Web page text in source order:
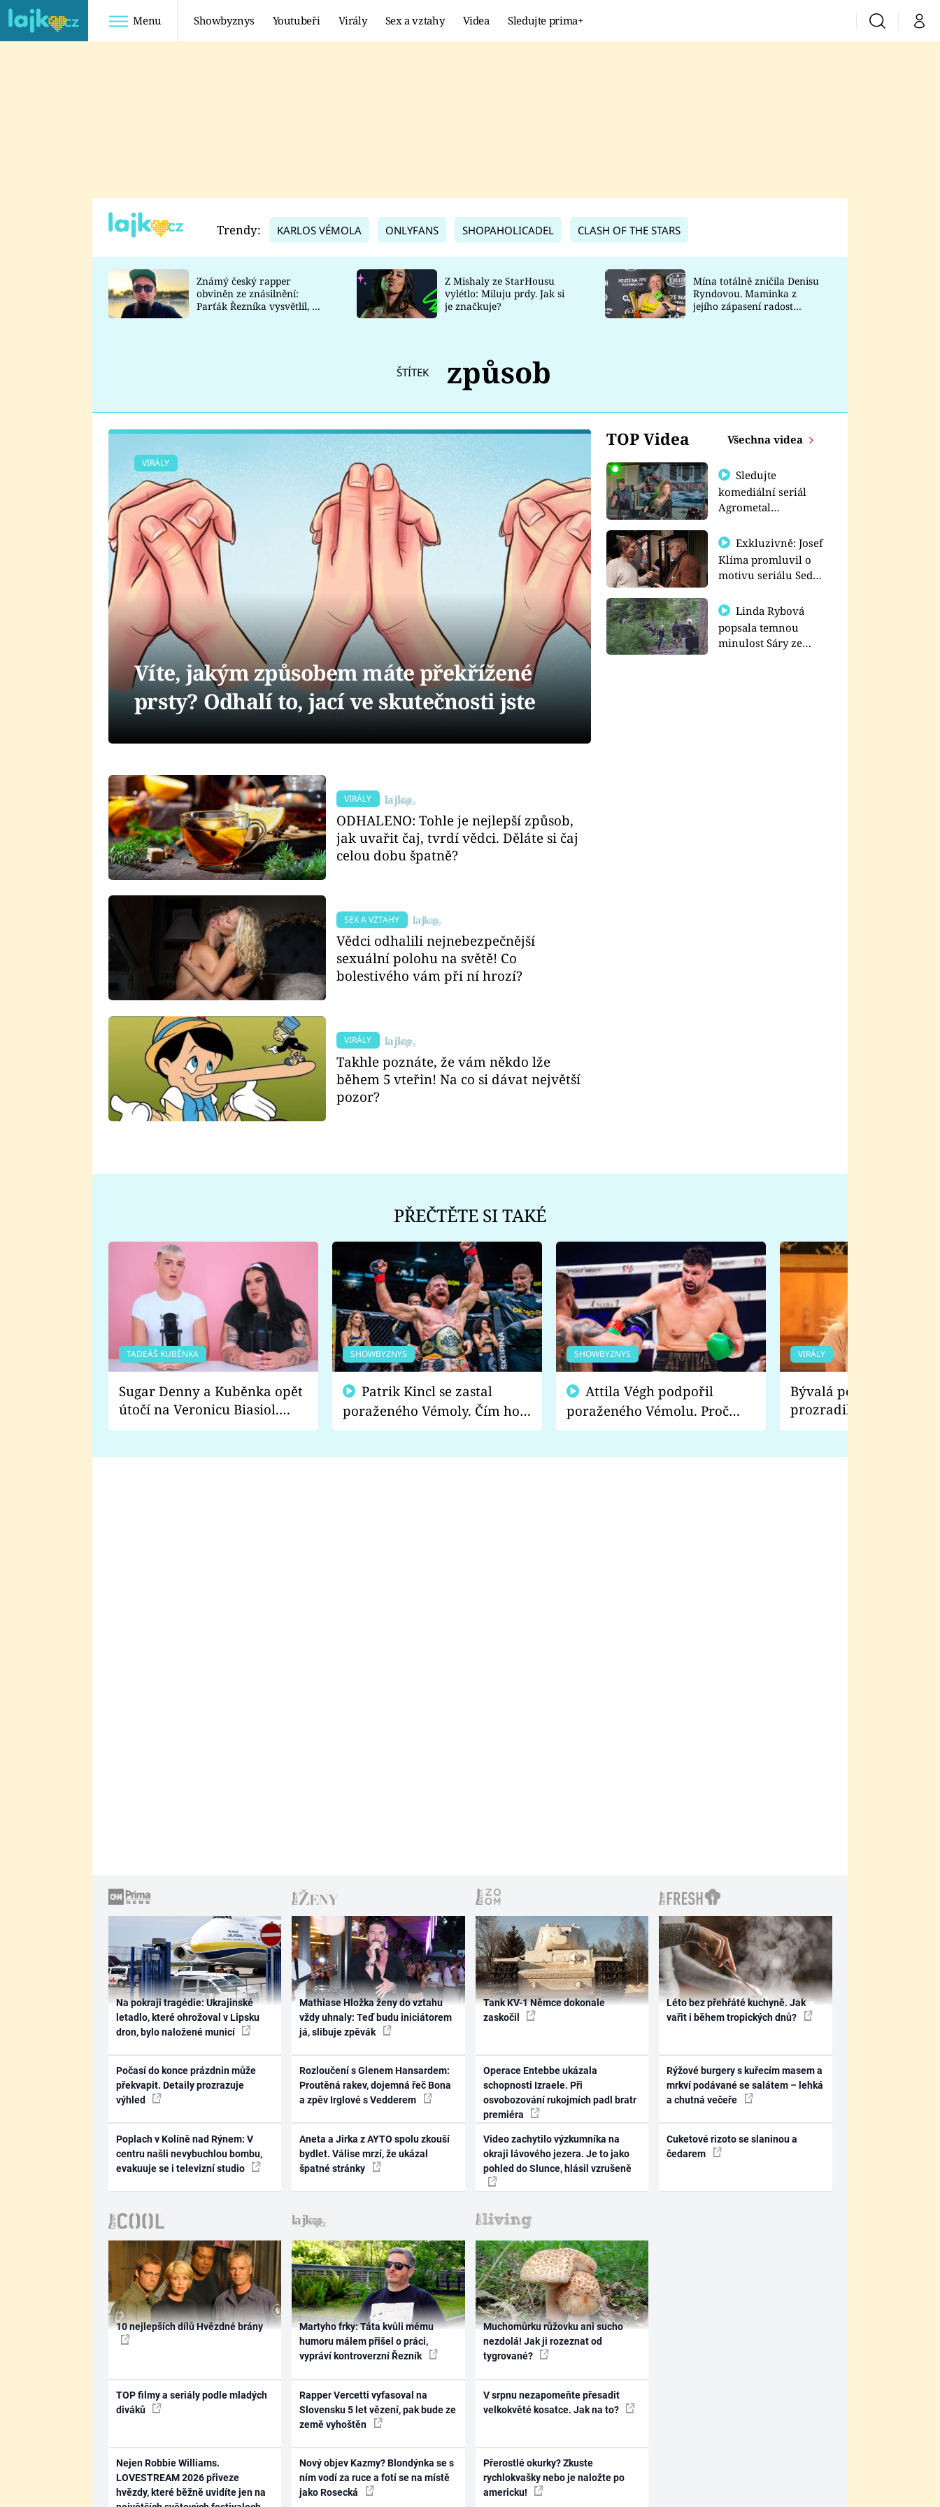
Menu Showbyznys Youtubeři Virály Sex a vztahy Videa Sledujte prima+ VyhledáváníMůj
TADEÁŠ KUBĚNKA
DATEL
Prima Lajk
Sledujte nás
Trendy: KARLOS VÉMOLA ONLYFANS SHOPAHOLICADEL CLASH OF THE STARS
Známý český rapper
obviněn ze znásilnění:
Parťák Řezníka vysvětlil, co
Z Mishaly ze StarHousu
vylétlo: Miluju prdy. Jak si
je značkuje?
Mína totálně zničila Denisu
Ryndovou. Maminka z
jejího zápasení radost
ŠTÍTEK způsob
TOP Videa Všechna videa
Sledujte
komediální seriál
Agrometal
prima+
Exkluzivně: Josef
Klíma promluvil o
motivu seriálu Sedm
Linda Rybová
popsala temnou
minulost Sáry ze
VIRÁLY
Víte, jakým způsobem máte překřížené
prsty? Odhalí to, jací ve skutečnosti jste
VIRÁLY
ODHALENO: Tohle je nejlepší způsob,
jak uvařit čaj, tvrdí vědci. Děláte si čaj
celou dobu špatně?
SEX A VZTAHY
Vědci odhalili nejnebezpečnější
sexuální polohu na světě! Co
bolestivého vám při ní hrozí?
VIRÁLY
Takhle poznáte, že vám někdo lže
během 5 vteřin! Na co si dávat největší
pozor?
PŘEČTĚTE SI TAKÉ
TADEÁŠ KUBĚNKA
Sugar Denny a Kuběnka opět
útočí na Veronicu Biasiol.
Proč je podle nich falešná a
SHOWBYZNYS
poraženého Vémoly. Čím ho
fanoušci naštvali?
SHOWBYZNYS
poraženého Vémolu. Proč
chce raději zápasit s ním než
VIRÁLY
Bývalá pornoherečka
prozradila, co ji
natáčení Euforie.
Na pokraji tragédie: Ukrajinské
letadlo, které ohrožoval v Lipsku
dron, bylo naložené municí
Počasí do konce prázdnin může
překvapit. Detaily prozrazuje
výhled
Poplach v Kolíně nad Rýnem: V
centru našli nevybuchlou bombu,
evakuuje se i televizní studio
Mathiase Hložka ženy do vztahu
vždy uhnaly: Teď budu iniciátorem
já, slibuje zpěvák
Rozloučení s Glenem Hansardem:
Proutěná rakev, dojemná řeč Bona
a zpěv Irglové s Vedderem
Aneta a Jirka z AYTO spolu zkouší
bydlet. Válise mrzí, že ukázal
špatné stránky
Tank KV-1 Němce dokonale
zaskočil
Operace Entebbe ukázala
schopnosti Izraele. Při
osvobozování rukojmích padl bratr
premiéra
Video zachytilo výzkumníka na
okraji lávového jezera. Je to jako
pohled do Slunce, hlásil vzrušeně
Léto bez přehřáté kuchyně. Jak
vařit i během tropických dnů?
Rýžové burgery s kuřecím masem a
mrkví podávané se salátem – lehká
a chutná večeře
Cuketové rizoto se slaninou a
čedarem
10 nejlepších dílů Hvězdné brány
TOP filmy a seriály podle mladých
diváků
Nejen Robbie Williams.
LOVESTREAM 2026 přiveze
hvězdy, které běžně uvidíte jen na
Martyho frky: Táta kvůli mému
humoru málem přišel o práci,
vypráví kontroverzní Řezník
Rapper Vercetti vyfasoval na
Slovensku 5 let vězení, pak bude ze
země vyhoštěn
Nový objev Kazmy? Blondýnka se s
ním vodí za ruce a fotí se na místě
jako Rosecká
Muchomůrku růžovku ani sucho
nezdolá! Jak ji rozeznat od
tygrované?
V srpnu nezapomeňte přesadit
velkokvěté kosatce. Jak na to?
Přerostlé okurky? Zkuste
rychlokvašky nebo je naložte po
americku!